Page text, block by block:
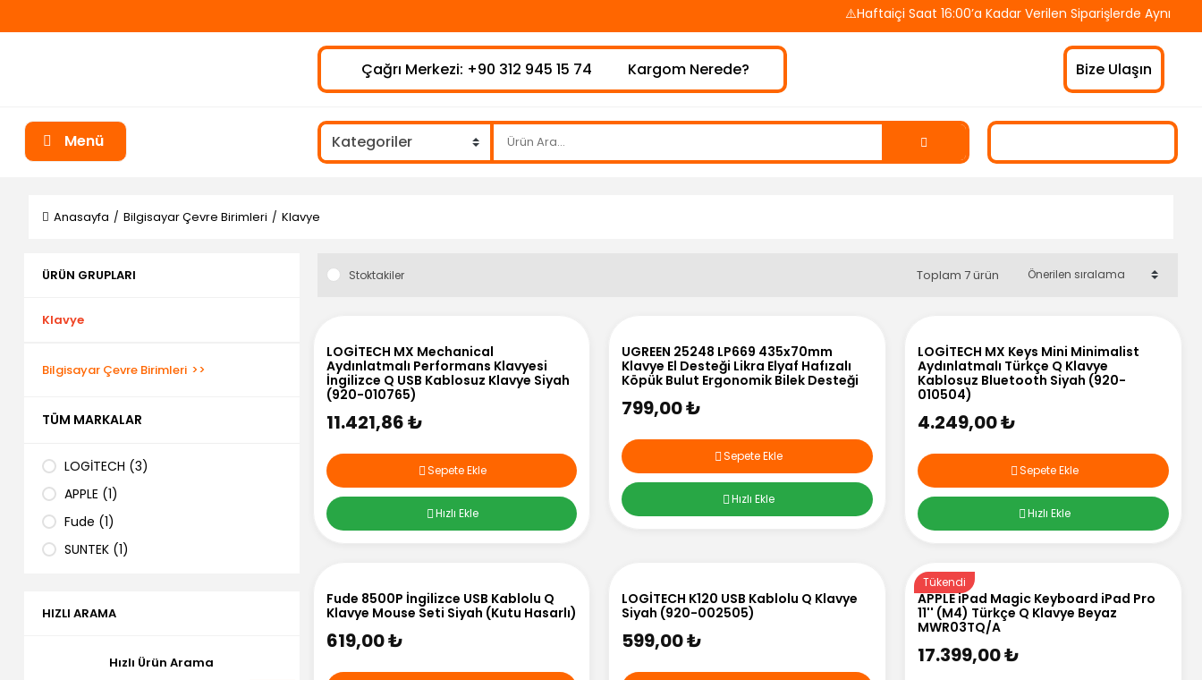
⚠️Haftaiçi Saat 16:00’a Kadar Verilen Siparişlerde Aynı
Çağrı Merkezi: +90 312 945 15 74 Kargom Nerede? Bize Ulaşın
Menü
Anasayfa Bilgisayar Çevre Birimleri Klavye
ÜRÜN GRUPLARI
Klavye
Bilgisayar Çevre Birimleri
TÜM MARKALAR
LOGİTECH (3)
APPLE (1)
Fude (1)
SUNTEK (1)
HIZLI ARAMA
Hızlı Ürün Arama
Stoktakiler Toplam 7 ürün
LOGİTECH MX Mechanical
Aydınlatmalı Performans Klavyesi
İngilizce Q USB Kablosuz Klavye Siyah
(920-010765)
11.421,86 ₺
Sepete Ekle
Hızlı Ekle
UGREEN 25248 LP669 435x70mm
Klavye El Desteği Likra Elyaf Hafızalı
Köpük Bulut Ergonomik Bilek Desteği
799,00 ₺
Sepete Ekle
Hızlı Ekle
LOGİTECH MX Keys Mini Minimalist
Aydınlatmalı Türkçe Q Klavye
Kablosuz Bluetooth Siyah (920-
010504)
4.249,00 ₺
Sepete Ekle
Hızlı Ekle
Fude 8500P İngilizce USB Kablolu Q
Klavye Mouse Seti Siyah (Kutu Hasarlı)
619,00 ₺
LOGİTECH K120 USB Kablolu Q Klavye
Siyah (920-002505)
599,00 ₺
Tükendi
APPLE iPad Magic Keyboard iPad Pro
11'' (M4) Türkçe Q Klavye Beyaz
MWR03TQ/A
17.399,00 ₺